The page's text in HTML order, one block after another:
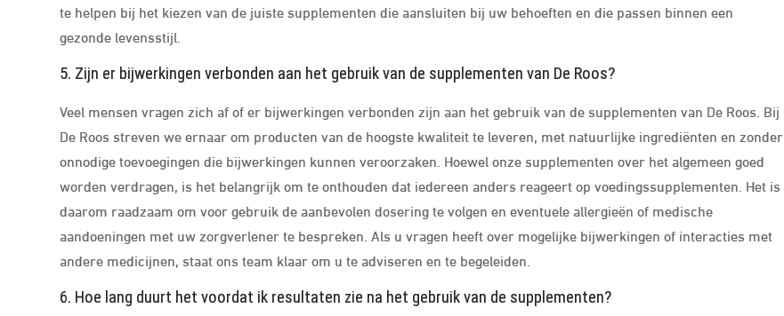
te helpen bij het kiezen van de juiste supplementen die aansluiten bij uw behoeften en die passen binnen een
gezonde levensstijl.
5. Zijn er bijwerkingen verbonden aan het gebruik van de supplementen van De Roos?
Veel mensen vragen zich af of er bijwerkingen verbonden zijn aan het gebruik van de supplementen van De Roos. Bij
De Roos streven we ernaar om producten van de hoogste kwaliteit te leveren, met natuurlijke ingrediënten en zonder
onnodige toevoegingen die bijwerkingen kunnen veroorzaken. Hoewel onze supplementen over het algemeen goed
worden verdragen, is het belangrijk om te onthouden dat iedereen anders reageert op voedingssupplementen. Het is
daarom raadzaam om voor gebruik de aanbevolen dosering te volgen en eventuele allergieën of medische
aandoeningen met uw zorgverlener te bespreken. Als u vragen heeft over mogelijke bijwerkingen of interacties met
andere medicijnen, staat ons team klaar om u te adviseren en te begeleiden.
6. Hoe lang duurt het voordat ik resultaten zie na het gebruik van de supplementen?